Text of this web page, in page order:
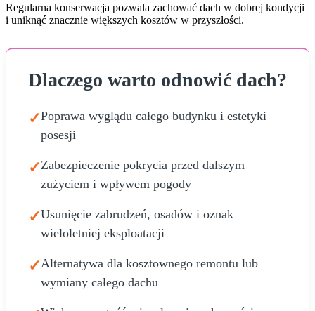
Regularna konserwacja pozwala zachować dach w dobrej kondycji
i uniknąć znacznie większych kosztów w przyszłości.
Dlaczego warto odnowić dach?
✓Poprawa wyglądu całego budynku i estetyki
posesji
✓Zabezpieczenie pokrycia przed dalszym
zużyciem i wpływem pogody
✓Usunięcie zabrudzeń, osadów i oznak
wieloletniej eksploatacji
✓Alternatywa dla kosztownego remontu lub
wymiany całego dachu